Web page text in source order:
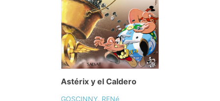
Astérix y el Caldero
GOSCINNY, RENé